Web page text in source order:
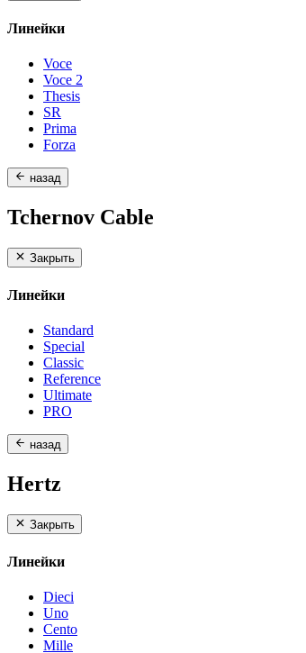
Линейки
Voce
Voce 2
Thesis
SR
Prima
Forza
назад
Tchernov Cable
Закрыть
Линейки
Standard
Special
Classic
Reference
Ultimate
PRO
назад
Hertz
Закрыть
Линейки
Dieci
Uno
Cento
Mille